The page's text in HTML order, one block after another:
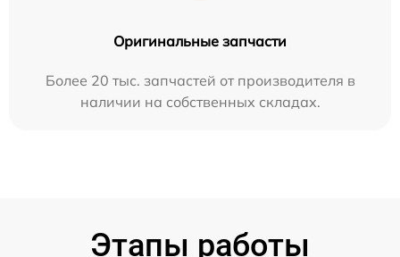
Оригинальные запчасти
Более 20 тыс. запчастей от производителя в
наличии на собственных складах.
Этапы работы